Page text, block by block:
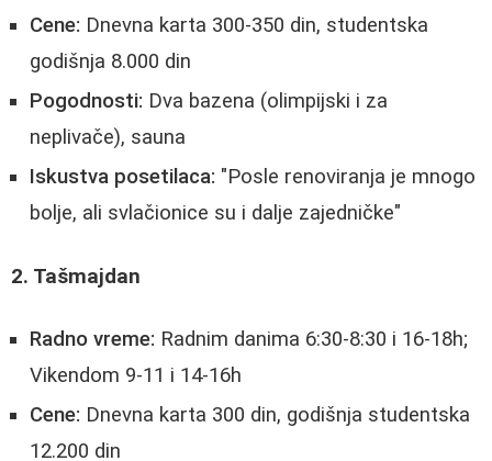
Cene: Dnevna karta 300-350 din, studentska
godišnja 8.000 din
Pogodnosti: Dva bazena (olimpijski i za
neplivače), sauna
Iskustva posetilaca: "Posle renoviranja je mnogo
bolje, ali svlačionice su i dalje zajedničke"
2. Tašmajdan
Radno vreme: Radnim danima 6:30-8:30 i 16-18h;
Vikendom 9-11 i 14-16h
Cene: Dnevna karta 300 din, godišnja studentska
12.200 din